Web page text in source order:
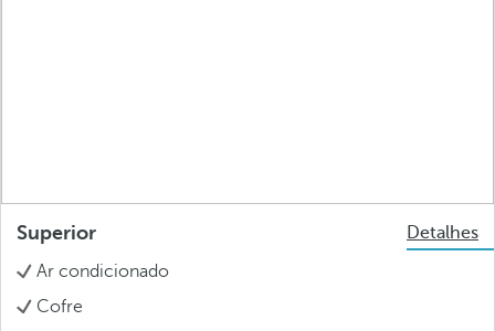
Superior
Detalhes
Ar condicionado
Cofre